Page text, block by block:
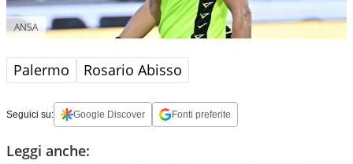
ANSA
Palermo Rosario Abisso
Seguici su: Google Discover Fonti preferite
Leggi anche: